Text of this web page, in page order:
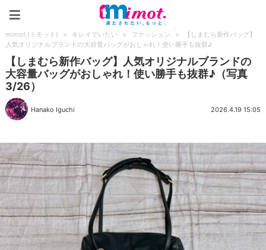
mimot.(ミモット) > キレイでいたい > ファッション >
【しまむら新作バッグ】
人気オリジナルブランドの大容量バッグがおしゃれ！使い勝手も抜群♪
【しまむら新作バッグ】人気オリジナルブランドの
大容量バッグがおしゃれ！使い勝手も抜群♪（写真
3/26）
Hanako Iguchi 2026.4.19 15:05